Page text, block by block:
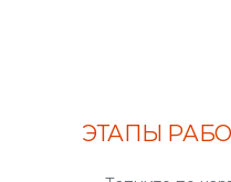
ЭТАПЫ